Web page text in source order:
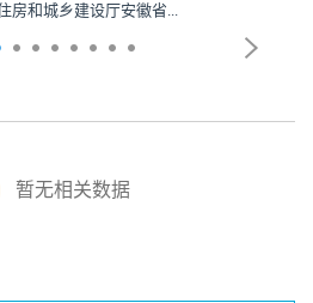
房和城乡建设厅安徽省...
暂无相关数据